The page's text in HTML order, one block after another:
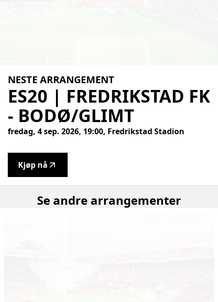
NESTE ARRANGEMENT
ES20 | FREDRIKSTAD FK
- BODØ/GLIMT
fredag, 4 sep. 2026, 19:00, Fredrikstad Stadion
Kjøp nå
Se andre arrangementer